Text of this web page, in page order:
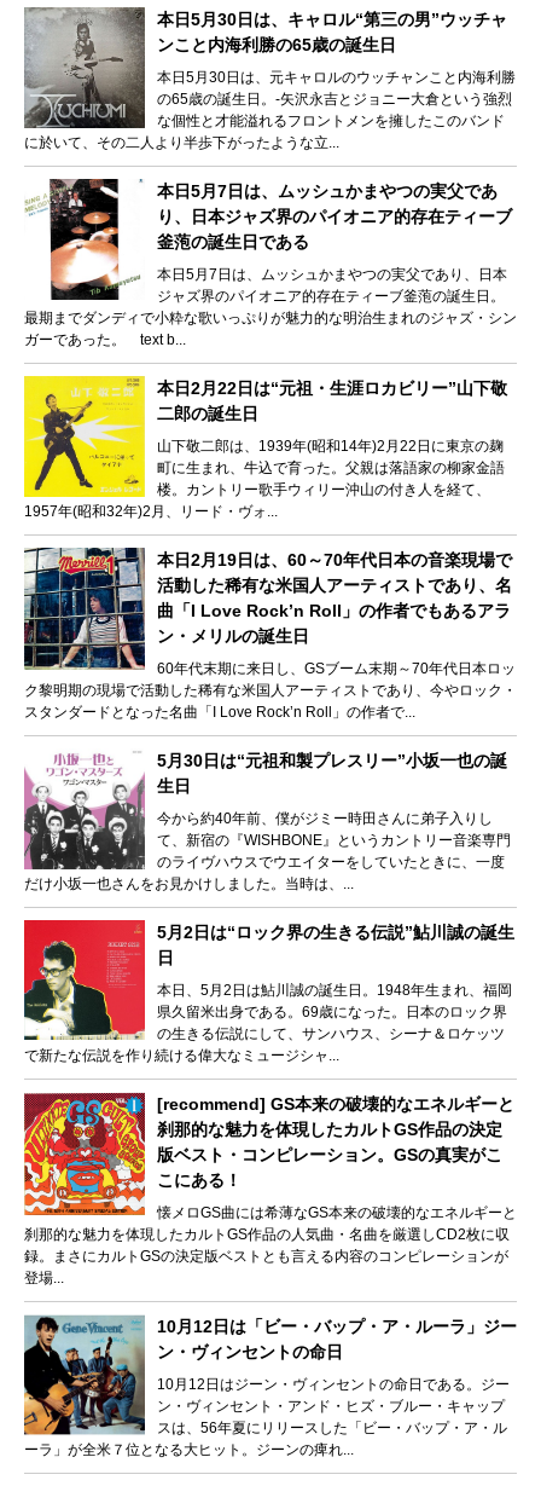
本日5月30日は、キャロル“第三の男”ウッチャ
ンこと内海利勝の65歳の誕生日
本日5月30日は、元キャロルのウッチャンこと内海利勝
の65歳の誕生日。-矢沢永吉とジョニー大倉という強烈
な個性と才能溢れるフロントメンを擁したこのバンド
に於いて、その二人より半歩下がったような立...
本日5月7日は、ムッシュかまやつの実父であ
り、日本ジャズ界のパイオニア的存在ティーブ
釜萢の誕生日である
本日5月7日は、ムッシュかまやつの実父であり、日本
ジャズ界のパイオニア的存在ティーブ釜萢の誕生日。
最期までダンディで小粋な歌いっぷりが魅力的な明治生まれのジャズ・シン
ガーであった。 text b...
本日2月22日は“元祖・生涯ロカビリー”山下敬
二郎の誕生日
山下敬二郎は、1939年(昭和14年)2月22日に東京の麹
町に生まれ、牛込で育った。父親は落語家の柳家金語
楼。カントリー歌手ウィリー沖山の付き人を経て、
1957年(昭和32年)2月、リード・ヴォ...
本日2月19日は、60～70年代日本の音楽現場で
活動した稀有な米国人アーティストであり、名
曲「I Love Rock’n Roll」の作者でもあるアラ
ン・メリルの誕生日
60年代末期に来日し、GSブーム末期～70年代日本ロッ
ク黎明期の現場で活動した稀有な米国人アーティストであり、今やロック・
スタンダードとなった名曲「I Love Rock’n Roll」の作者で...
5月30日は“元祖和製プレスリー”小坂一也の誕
生日
今から約40年前、僕がジミー時田さんに弟子入りし
て、新宿の『WISHBONE』というカントリー音楽専門
のライヴハウスでウエイターをしていたときに、一度
だけ小坂一也さんをお見かけしました。当時は、...
5月2日は“ロック界の生きる伝説”鮎川誠の誕生
日
本日、5月2日は鮎川誠の誕生日。1948年生まれ、福岡
県久留米出身である。69歳になった。日本のロック界
の生きる伝説にして、サンハウス、シーナ＆ロケッツ
で新たな伝説を作り続ける偉大なミュージシャ...
[recommend] GS本来の破壊的なエネルギーと
刹那的な魅力を体現したカルトGS作品の決定
版ベスト・コンピレーション。GSの真実がこ
こにある！
懐メロGS曲には希薄なGS本来の破壊的なエネルギーと
刹那的な魅力を体現したカルトGS作品の人気曲・名曲を厳選しCD2枚に収
録。まさにカルトGSの決定版ベストとも言える内容のコンピレーションが
登場...
10月12日は「ビー・バップ・ア・ルーラ」ジー
ン・ヴィンセントの命日
10月12日はジーン・ヴィンセントの命日である。ジー
ン・ヴィンセント・アンド・ヒズ・ブルー・キャップ
スは、56年夏にリリースした「ビー・バップ・ア・ル
ーラ」が全米７位となる大ヒット。ジーンの痺れ...